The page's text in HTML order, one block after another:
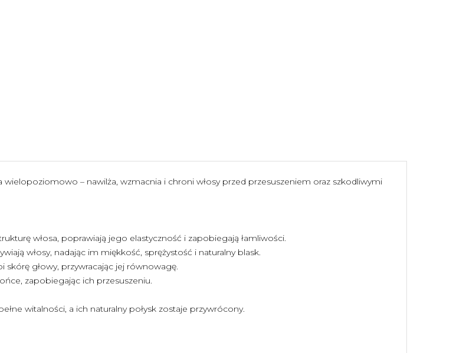
wielopoziomowo – nawilża, wzmacnia i chroni włosy przed przesuszeniem oraz szkodliwymi
włosa, poprawiają jego elastyczność i zapobiegają łamliwości.
włosy, nadając im miękkość, sprężystość i naturalny blask.
głowy, przywracając jej równowagę.
zapobiegając ich przesuszeniu.
witalności, a ich naturalny połysk zostaje przywrócony.